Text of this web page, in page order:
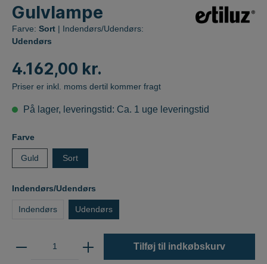
Gulvlampe
Farve: Sort | Indendørs/Udendørs:
Udendørs
4.162,00 kr.
Priser er inkl. moms dertil kommer fragt
På lager, leveringstid: Ca. 1 uge leveringstid
Farve
Guld Sort
Indendørs/Udendørs
Indendørs Udendørs
Tilføj til indkøbskurv